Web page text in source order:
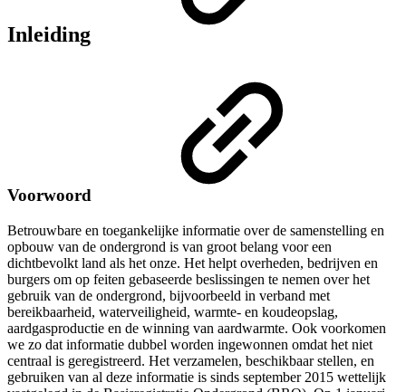
Inleiding
Voorwoord
Betrouwbare en toegankelijke informatie over de samenstelling en
opbouw van de ondergrond is van groot belang voor een
dichtbevolkt land als het onze. Het helpt overheden, bedrijven en
burgers om op feiten gebaseerde beslissingen te nemen over het
gebruik van de ondergrond, bijvoorbeeld in verband met
bereikbaarheid, waterveiligheid, warmte- en koudeopslag,
aardgasproductie en de winning van aardwarmte. Ook voorkomen
we zo dat informatie dubbel worden ingewonnen omdat het niet
centraal is geregistreerd. Het verzamelen, beschikbaar stellen, en
gebruiken van al deze informatie is sinds september 2015 wettelijk